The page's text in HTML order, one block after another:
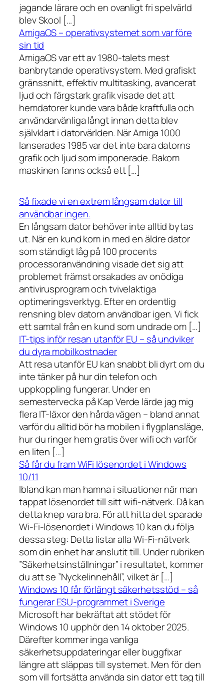
jagande lärare och en ovanligt fri spelvärld
blev Skool […]
AmigaOS – operativsystemet som var före
sin tid
AmigaOS var ett av 1980-talets mest
banbrytande operativsystem. Med grafiskt
gränssnitt, effektiv multitasking, avancerat
ljud och färgstark grafik visade det att
hemdatorer kunde vara både kraftfulla och
användarvänliga långt innan detta blev
självklart i datorvärlden. När Amiga 1000
lanserades 1985 var det inte bara datorns
grafik och ljud som imponerade. Bakom
maskinen fanns också ett […]
Så fixade vi en extrem långsam dator till
användbar ingen.
En långsam dator behöver inte alltid bytas
ut. När en kund kom in med en äldre dator
som ständigt låg på 100 procents
processoranvändning visade det sig att
problemet främst orsakades av onödiga
antivirusprogram och tvivelaktiga
optimeringsverktyg. Efter en ordentlig
rensning blev datorn användbar igen. Vi fick
ett samtal från en kund som undrade om […]
IT-tips inför resan utanför EU – så undviker
du dyra mobilkostnader
Att resa utanför EU kan snabbt bli dyrt om du
inte tänker på hur din telefon och
uppkoppling fungerar. Under en
semestervecka på Kap Verde lärde jag mig
flera IT-läxor den hårda vägen – bland annat
varför du alltid bör ha mobilen i flygplansläge,
hur du ringer hem gratis över wifi och varför
en liten […]
Så får du fram WiFi lösenordet i Windows
10/11
Ibland kan man hamna i situationer när man
tappat lösenordet till sitt wifi-nätverk. Då kan
detta knep vara bra. För att hitta det sparade
Wi-Fi-lösenordet i Windows 10 kan du följa
dessa steg: Detta listar alla Wi-Fi-nätverk
som din enhet har anslutit till. Under rubriken
”Säkerhetsinställningar” i resultatet, kommer
du att se ”Nyckelinnehåll”, vilket är […]
Windows 10 får förlängt säkerhetsstöd – så
fungerar ESU-programmet i Sverige
Microsoft har bekräftat att stödet för
Windows 10 upphör den 14 oktober 2025.
Därefter kommer inga vanliga
säkerhetsuppdateringar eller buggfixar
längre att släppas till systemet. Men för den
som vill fortsätta använda sin dator ett tag till